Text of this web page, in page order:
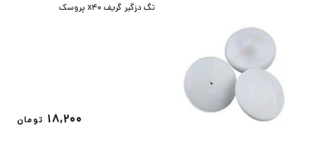
تگ دزگیر گریف x40 پروسک
18,200 تومان